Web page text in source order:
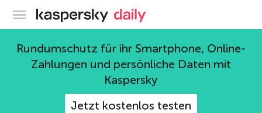
Offizieller Blog von Kaspersky
Rundumschutz für ihr Smartphone, Online-
Zahlungen und persönliche Daten mit
Kaspersky
Jetzt kostenlos testen